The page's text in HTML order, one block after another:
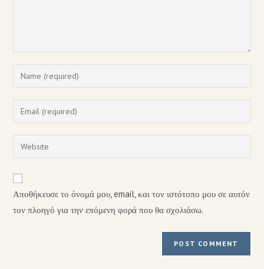
Αποθήκευσε το όνομά μου, email, και τον ιστότοπο μου σε αυτόν
τον πλοηγό για την επόμενη φορά που θα σχολιάσω.